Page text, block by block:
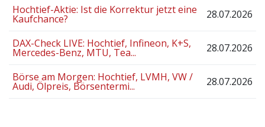
Hochtief-Aktie: Ist die Korrektur jetzt eine
Kaufchance? 28.07.2026
DAX-Check LIVE: Hochtief, Infineon, K+S,
Mercedes-Benz, MTU, Tea... 28.07.2026
Börse am Morgen: Hochtief, LVMH, VW /
Audi, Ölpreis, Börsentermi... 28.07.2026